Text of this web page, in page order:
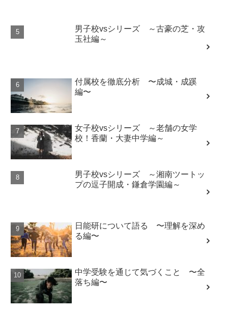
男子校vsシリーズ ～古豪の芝・攻
玉社編～
付属校を徹底分析 〜成城・成蹊
編〜
女子校vsシリーズ ～老舗の女学
校！香蘭・大妻中学編～
男子校vsシリーズ ～湘南ツートッ
プの逗子開成・鎌倉学園編～
日能研について語る 〜理解を深め
る編〜
中学受験を通じて気づくこと 〜全
落ち編〜